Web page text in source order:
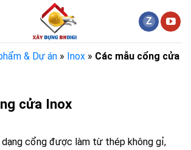
& Dự án » Inox » Các mẫu cổng cửa
cửa Inox
cổng được làm từ thép không gỉ,